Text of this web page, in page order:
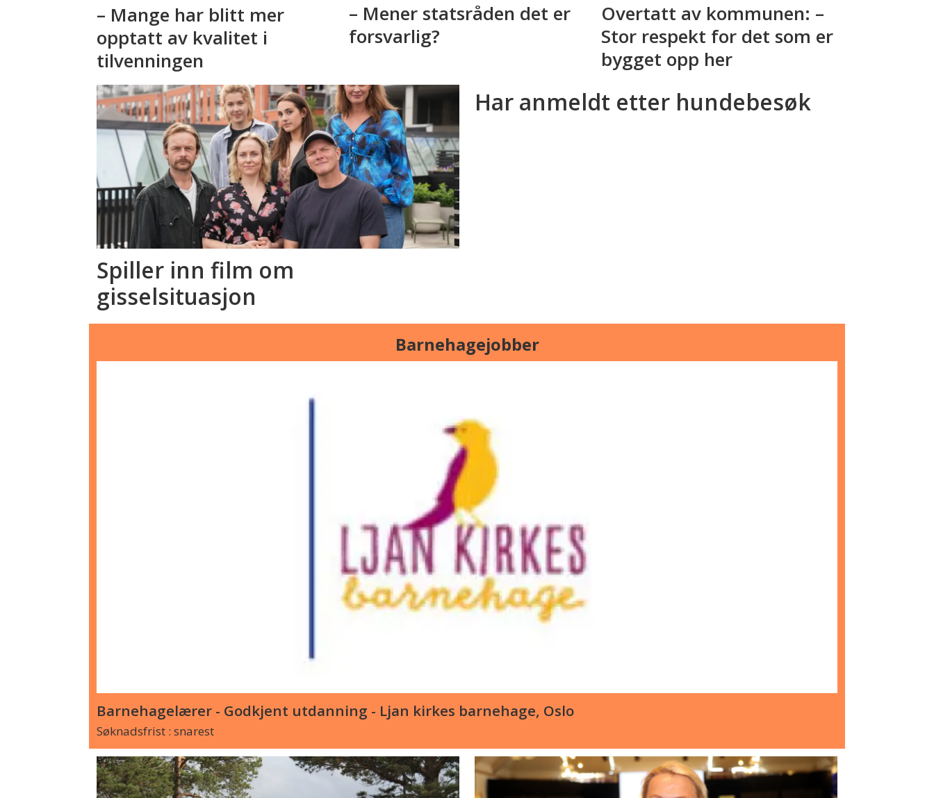
– Mange har blitt mer
opptatt av kvalitet i
tilvenningen
– Mener statsråden det er
forsvarlig?
Overtatt av kommunen: –
Stor respekt for det som er
bygget opp her
Spiller inn film om
gisselsituasjon
Har anmeldt etter hundebesøk
Barnehagejobber
Barnehagelærer - Godkjent utdanning - Ljan kirkes barnehage, Oslo
Søknadsfrist : snarest